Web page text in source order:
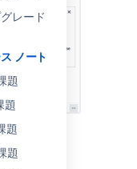
レード
ノート
題
題
題
題